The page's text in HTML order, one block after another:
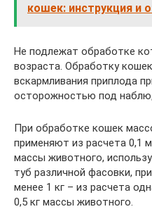
кошек: инструкция и
Не подлежат обработке
возраста. Обработку
вскармливания приплода
осторожностью под
При обработке кошек
применяют из расчета 0,1
массы животного,
туб различной фасовки,
менее 1 кг – из расчета
0,5 кг массы животного.